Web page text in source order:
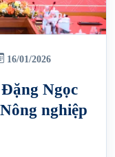
16/01/2026
Ngọc
nghiệp